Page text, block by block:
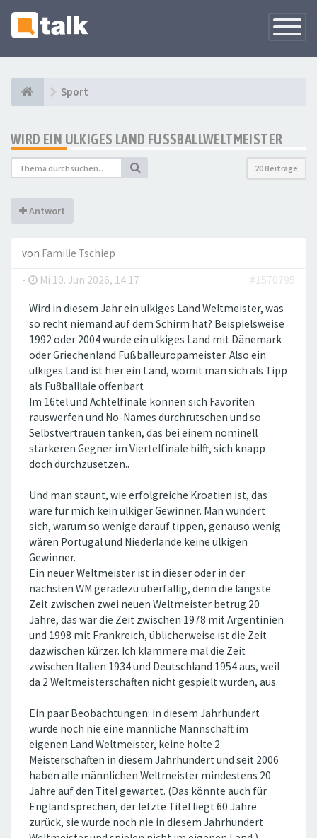
Sport
WIRD EIN ULKIGES LAND FUSSBALLWELTMEISTER
20 Beiträge
Antwort
von Familie Tschiep
-
Mi 10. Jun 2026, 14:17 #1570795
Wird in diesem Jahr ein ulkiges Land Weltmeister, was
so recht niemand auf dem Schirm hat? Beispielsweise
1992 oder 2004 wurde ein ulkiges Land mit Dänemark
oder Griechenland Fußballeuropameister. Also ein
ulkiges Land ist hier ein Land, womit man sich als Tipp
als Fu8balllaie offenbart
Im 16tel und Achtelfinale können sich Favoriten
rauswerfen und No-Names durchrutschen und so
Selbstvertrauen tanken, das bei einem nominell
stärkeren Gegner im Viertelfinale hilft, sich knapp
doch durchzusetzen..
Und man staunt, wie erfolgreiche Kroatien ist, das
wäre für mich kein ulkiger Gewinner. Man wundert
sich, warum so wenige darauf tippen, genauso wenig
wären Portugal und Niederlande keine ulkigen
Gewinner.
Ein neuer Weltmeister ist in dieser oder in der
nächsten WM geradezu überfällig, denn die längste
Zeit zwischen zwei neuen Weltmeister betrug 20
Jahre, das war die Zeit zwischen 1978 mit Argentinien
und 1998 mit Frankreich, üblicherweise ist die Zeit
dazwischen kürzer. Ich klammere mal die Zeit
zwischen Italien 1934 und Deutschland 1954 aus, weil
da 2 Weltmeisterschaften nicht gespielt wurden, aus.
Ein paar Beobachtungen: in diesem Jahrhundert
wurde noch nie eine männliche Mannschaft im
eigenen Land Weltmeister, keine holte 2
Meisterschaften in diesem Jahrhundert und seit 2006
haben alle männlichen Weltmeister mindestens 20
Jahre auf den Titel gewartet. (Das könnte auch für
England sprechen, der letzte Titel liegt 60 Jahre
zurück, sie wurde noch nie in diesem Jahrhundert